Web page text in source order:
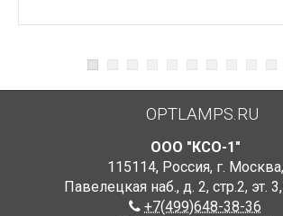
OPTLAMPS.RU
ООО "КСО-1"
115114, Россия, г. Москва,
Павелецкая наб., д. 2, стр.2, эт.
+7(499)648-38-36